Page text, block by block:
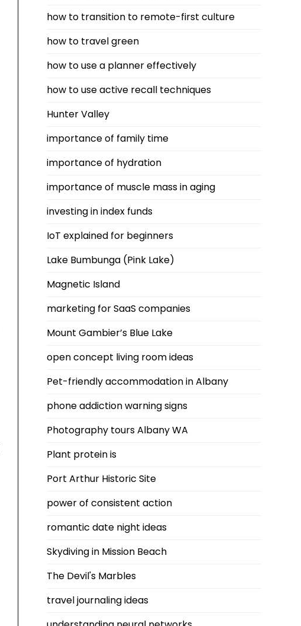
how to transition to remote-first culture
how to travel green
how to use a planner effectively
how to use active recall techniques
Hunter Valley
importance of family time
importance of hydration
importance of muscle mass in aging
investing in index funds
IoT explained for beginners
Lake Bumbunga (Pink Lake)
Magnetic Island
marketing for SaaS companies
Mount Gambier’s Blue Lake
open concept living room ideas
Pet-friendly accommodation in Albany
phone addiction warning signs
Photography tours Albany WA
Plant protein is
Port Arthur Historic Site
power of consistent action
romantic date night ideas
Skydiving in Mission Beach
The Devil's Marbles
travel journaling ideas